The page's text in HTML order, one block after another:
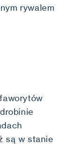
rywalem
są w stanie